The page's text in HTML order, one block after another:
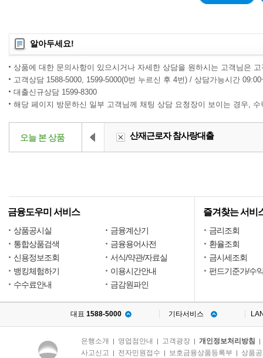
알아두세요!
상품에 대한 문의사항이 있으시거나 자세한 상담을 원하시는 고객님은
고객상담 1588-5000, 1599-5000(0번 누르신 후 4번) / 상담가능시간
대출신규상담 1599-8300
해당 페이지 방문하신 일부 고객님께 채팅 상담 요청장이 보이는 경우,
오늘 본 상품 산재근로자 참사랑대출
금융도우미 서비스
상품공시실
금융계산기
통합상품검색
금융용어사전
신용정보조회
서식/약관/자료실
뱅킹체험하기
이용시간안내
수수료안내
금감원파인
즐겨찾는 서비
금리조회
환율조회
금시세조회
펀드기준가/수
대표 1588-5000 기타서비스
은행소개 영업점안내 고객광장| 개인정보처리방침
사고신고 전자민원접수 보호금융상품등록부 상품